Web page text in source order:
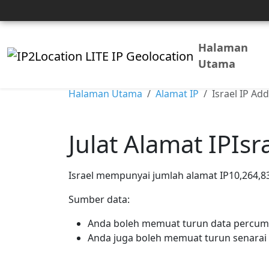
Halaman
Utama
Halaman Utama
Alamat IP Israel IP
Julat Alamat
Israel mempunyai jumlah alamat
Sumber data:
Anda boleh memuat turun data
Anda juga boleh memuat turun